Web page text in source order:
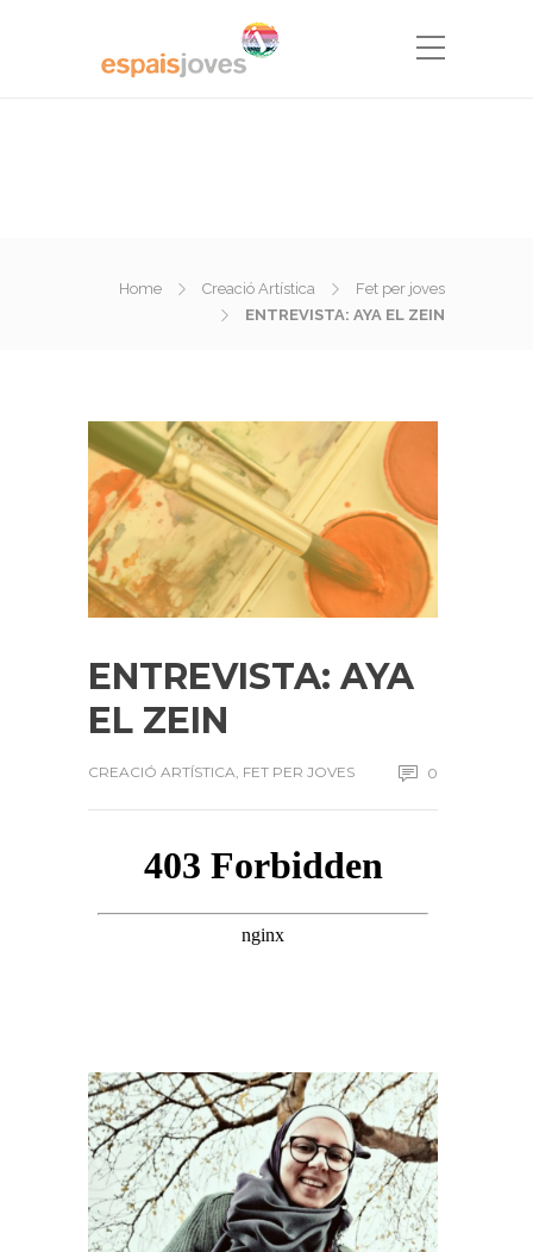
Home Creació Artística
Fet per joves
ENTREVISTA: AYA EL ZEIN
ENTREVISTA: AYA
EL ZEIN
CREACIÓ ARTÍSTICA, FET PER JOVES 0